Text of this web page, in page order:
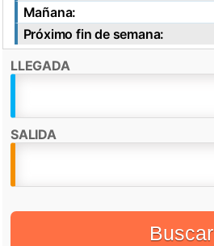
Check in desde:15:00h
WiFi
Mañana:
Próximo fin de semana:
LLEGADA
SALIDA
Buscar